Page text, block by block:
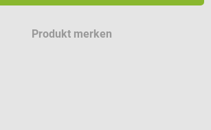
Produkt merken